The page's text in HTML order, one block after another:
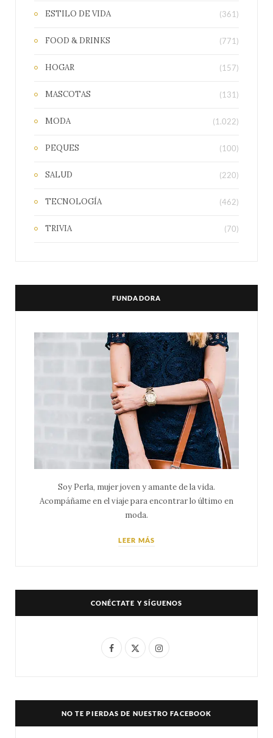
ESTILO DE VIDA (361)
FOOD & DRINKS (771)
HOGAR (157)
MASCOTAS (131)
MODA (1.022)
PEQUES (100)
SALUD (220)
TECNOLOGÍA (462)
TRIVIA (70)
FUNDADORA
Soy Perla, mujer joven y amante de la vida.
Acompáñame en el viaje para encontrar lo último en
moda.
LEER MÁS
CONÉCTATE Y SÍGUENOS
F
e
X
w
I
t
NO TE PIERDAS DE NUESTRO FACEBOOK